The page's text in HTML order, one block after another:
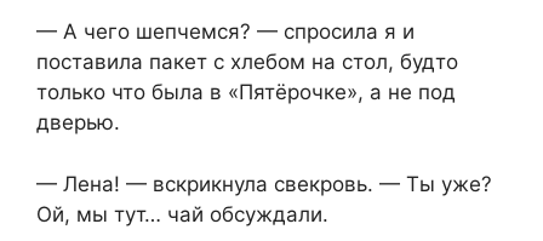
— А чего шепчемся? — спросила я и
поставила пакет с хлебом на стол, будто
только что была в «Пятёрочке», а не под
дверью.
— Лена! — вскрикнула свекровь. — Ты уже?
Ой, мы тут… чай обсуждали.